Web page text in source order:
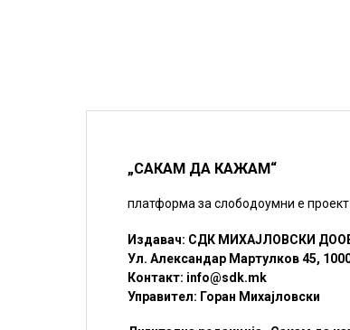
„САКАМ ДА КАЖАМ“
платформа за слободоумни е
Издавач: СДК МИХАЈЛОВСКИ
Ул. Александар Мартулков 45,
Контакт: info@sdk.mk
Управител: Горан Михајловски